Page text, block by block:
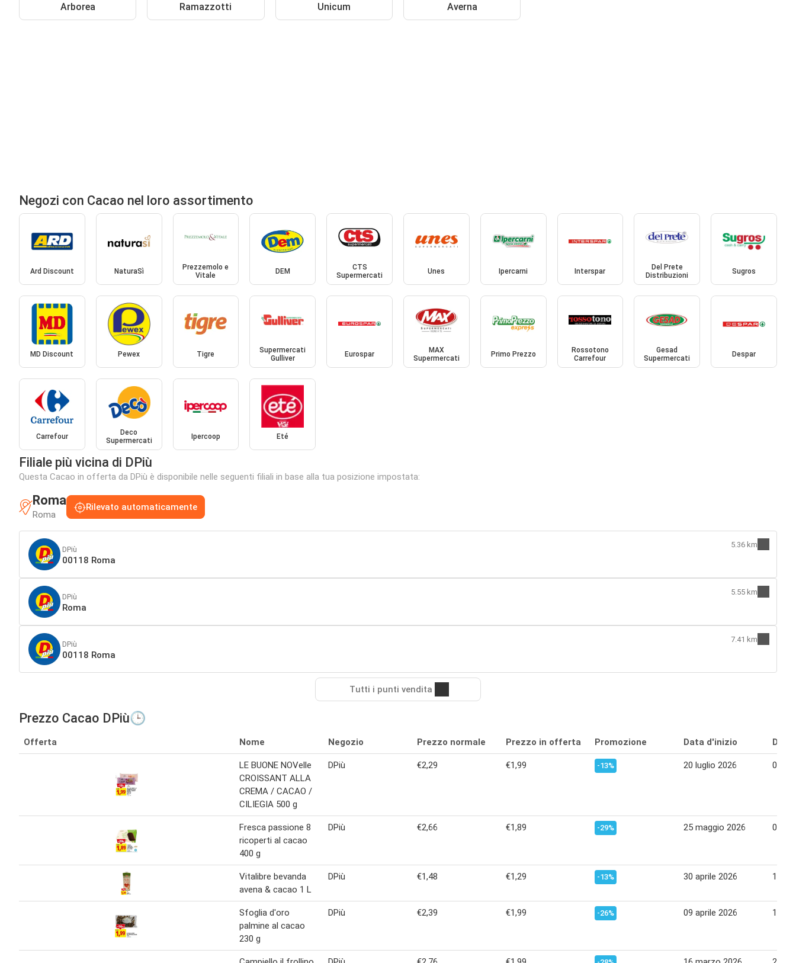
Arborea Ramazzotti Unicum Averna
Negozi con Cacao nel loro assortimento
Ard Discount NaturaSì
Prezzemolo e
Vitale
DEM
CTS
Supermercati
Unes Ipercarni Interspar
Del Prete
Distribuzioni
Sugros
MD Discount Pewex Tigre
Supermercati
Gulliver
Eurospar
MAX
Supermercati
Primo Prezzo
Rossotono
Carrefour
Gesad
Supermercati
Despar
Carrefour
Deco
Supermercati
Ipercoop Eté
Filiale più vicina di DPiù
Questa Cacao in offerta da DPiù è disponibile nelle seguenti filiali in base alla tua posizione impostata:
Roma
Roma
Rilevato automaticamente
DPiù
00118 Roma
5.36 km
DPiù
Roma
5.55 km
DPiù
00118 Roma
7.41 km
Tutti i punti vendita
Prezzo Cacao DPiù🕒
Offerta Nome Negozio Prezzo normale Prezzo in offerta Promozione Data d'inizio Data
LE BUONE NOVelle
CROISSANT ALLA
CREMA / CACAO /
CILIEGIA 500 g
DPiù €2,29 €1,99 -13% 20 luglio 2026 02
Fresca passione 8
ricoperti al cacao
400 g
DPiù €2,66 €1,89 -29% 25 maggio 2026 07
Vitalibre bevanda
avena & cacao 1 L
DPiù €1,48 €1,29 -13% 30 aprile 2026 10
Sfoglia d'oro
palmine al cacao
230 g
DPiù €2,39 €1,99 -26% 09 aprile 2026 18